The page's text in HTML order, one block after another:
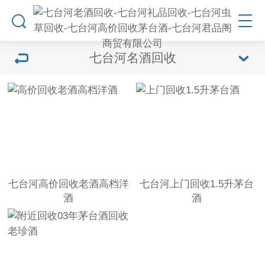
七台河名酒回收
七台河高价回收老酒高档洋
酒
七台河上门回收1.5升茅台
酒